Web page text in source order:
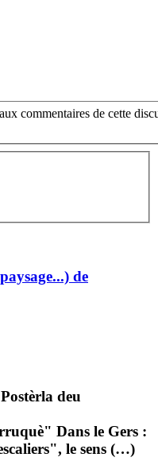
commentaires de cette
de
Postèrla deu
Dans le Gers :
le sens (…)